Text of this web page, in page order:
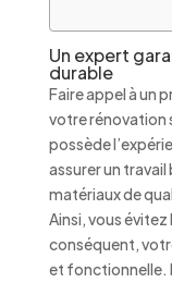
Un expert
durable
Faire appel à un
votre rénovation
possède
assurer un travail
matériaux de
Ainsi, vous évitez
conséquent,
et fonctionnelle.